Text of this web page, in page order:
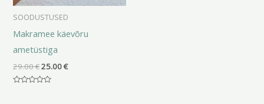
SOODUSTUSED
Makramee käevõru
ametüstiga
29.00€25.00€